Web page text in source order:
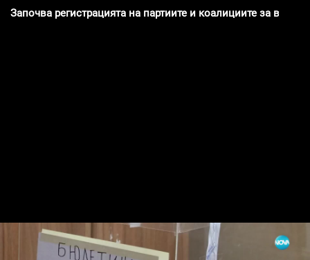
Започва регистрацията на партиите и коалициите за вота 2